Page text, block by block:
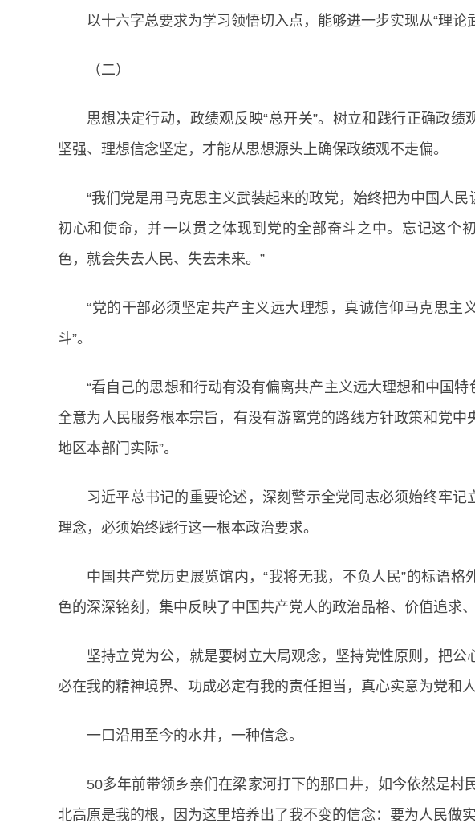
以十六字总要求为学习领悟切入点，能够进一步实现从“理论
（二）
思想决定行动，政绩观反映“总开关”。树立和践行正确政
坚强、理想信念坚定，才能从思想源头上确保政绩观不走偏。
“我们党是用马克思主义武装起来的政党，始终把为中国人
初心和使命，并一以贯之体现到党的全部奋斗之中。忘记这个
色，就会失去人民、失去未来。”
“党的干部必须坚定共产主义远大理想，真诚信仰马克思主
斗”。
“看自己的思想和行动有没有偏离共产主义远大理想和中国
全意为人民服务根本宗旨，有没有游离党的路线方针政策和党
地区本部门实际”。
习近平总书记的重要论述，深刻警示全党同志必须始终牢
理念，必须始终践行这一根本政治要求。
中国共产党历史展览馆内，“我将无我，不负人民”的标语
色的深深铭刻，集中反映了中国共产党人的政治品格、价值追求、
坚持立党为公，就是要树立大局观念，坚持党性原则，把
必在我的精神境界、功成必定有我的责任担当，真心实意为党和
一口沿用至今的水井，一种信念。
50多年前带领乡亲们在梁家河打下的那口井，如今依然是村
北高原是我的根，因为这里培养出了我不变的信念：要为人民做